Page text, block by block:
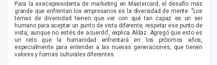
Para la exvicepresidenta de marketing en Mastercard, el desafío más
grande que enfrentan los empresarios es la diversidad de mente. "Los
temas de diversidad tienen que ver con qué tan capaz es un ser
humano para aceptar un punto de vista diferente, respetar ese punto de
vista, aunque no estés de acuerdo", explica Aldaz. Agregó que esto es
un reto que la humanidad enfrentará en los próximos años,
especialmente para entender a las nuevas generaciones, que tienen
valores y formas culturales diferentes.